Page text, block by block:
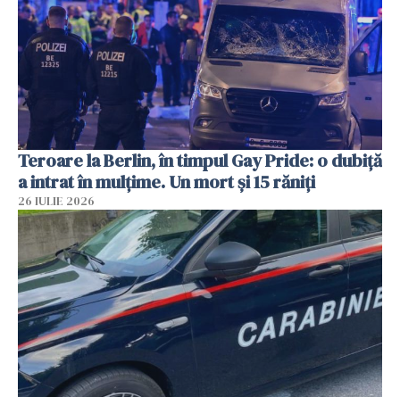
Teroare la Berlin, în timpul Gay Pride: o dubiță
a intrat în mulțime. Un mort și 15 răniți
26 IULIE 2026